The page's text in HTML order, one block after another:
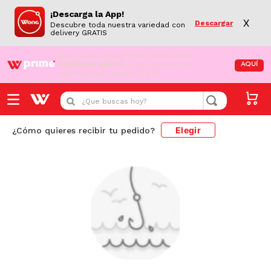
¡Descarga la App!
Descubre toda nuestra variedad con
delivery GRATIS
Descargar X
¡Aún no eres Wong Prime! Aprovecha el
DESPACHO GRATIS en tus compras de
supermercado desde S/79.90
AQUÍ
¿Que buscas hoy?
¿Cómo quieres recibir tu pedido? Elegir